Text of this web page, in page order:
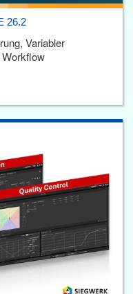
26.2
Variabler